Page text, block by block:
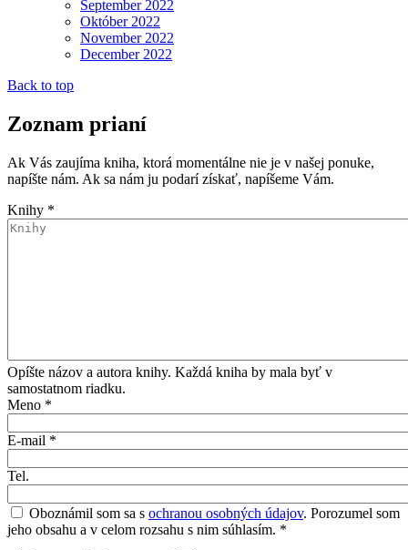
September 2022
Október 2022
November 2022
December 2022
Back to top
Zoznam prianí
Ak Vás zaujíma kniha, ktorá momentálne nie je v našej ponuke,
napíšte nám. Ak sa nám ju podarí získať, napíšeme Vám.
Knihy *
Opíšte názov a autora knihy. Každá kniha by mala byť v
samostatnom riadku.
Meno *
E-mail *
Tel.
Oboznámil som sa s ochranou osobných údajov. Porozumel som
jeho obsahu a v celom rozsahu s nim súhlasím. *